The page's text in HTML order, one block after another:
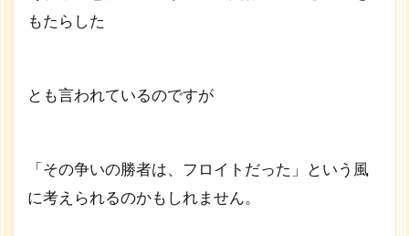
もたらした
とも言われているのですが
「その争いの勝者は、フロイトだった」という風
に考えられるのかもしれません。